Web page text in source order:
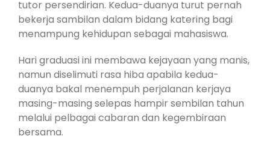
tutor persendirian. Kedua-duanya turut pernah
bekerja sambilan dalam bidang katering bagi
menampung kehidupan sebagai mahasiswa.
Hari graduasi ini membawa kejayaan yang manis,
namun diselimuti rasa hiba apabila kedua-
duanya bakal menempuh perjalanan kerjaya
masing-masing selepas hampir sembilan tahun
melalui pelbagai cabaran dan kegembiraan
bersama.